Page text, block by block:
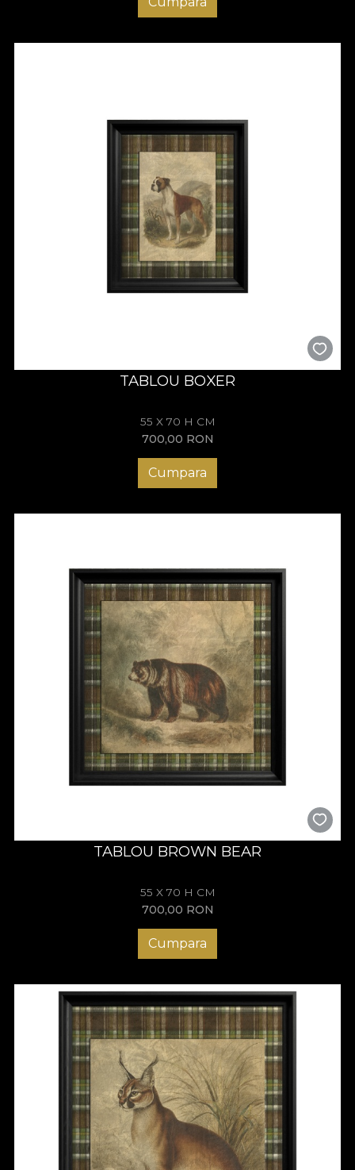
TABLOU BOXER
55 X 70 H CM
700,00 RON
Cumpara
TABLOU BROWN BEAR
55 X 70 H CM
700,00 RON
Cumpara